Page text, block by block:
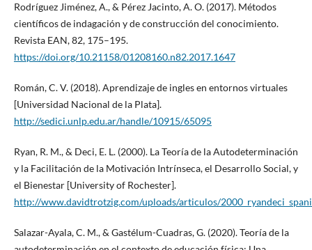
Rodríguez Jiménez, A., & Pérez Jacinto, A. O. (2017). Métodos
científicos de indagación y de construcción del conocimiento.
Revista EAN, 82, 175–195.
https://doi.org/10.21158/01208160.n82.2017.1647
Román, C. V. (2018). Aprendizaje de ingles en entornos virtuales
[Universidad Nacional de la Plata].
http://sedici.unlp.edu.ar/handle/10915/65095
Ryan, R. M., & Deci, E. L. (2000). La Teoría de la Autodeterminación
y la Facilitación de la Motivación Intrínseca, el Desarrollo Social, y
el Bienestar [University of Rochester].
http://www.davidtrotzig.com/uploads/articulos/
Salazar-Ayala, C. M., & Gastélum-Cuadras, G. (2020). Teoría de la